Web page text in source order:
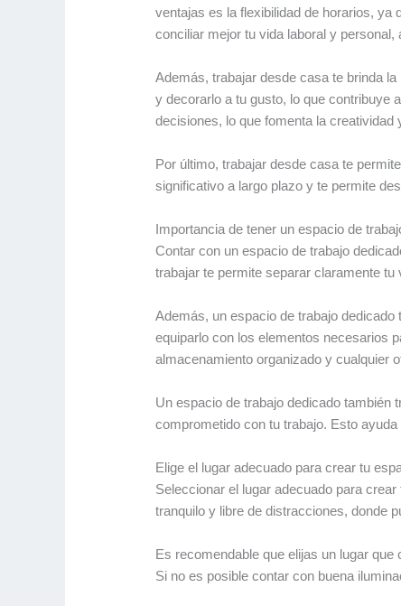
ventajas es la flexibilidad de horarios, ya
conciliar mejor tu vida laboral y
Además, trabajar desde casa te brinda
y decorarlo a tu gusto, lo que contribuye
decisiones, lo que fomenta la creatividad
Por último, trabajar desde casa te
significativo a largo plazo y te permite
Importancia de tener un espacio de
Contar con un espacio de trabajo
trabajar te permite separar claramente
Además, un espacio de trabajo
equiparlo con los elementos necesarios
almacenamiento organizado y cualquier
Un espacio de trabajo dedicado
comprometido con tu trabajo. Esto
Elige el lugar adecuado para crear tu
Seleccionar el lugar adecuado para
tranquilo y libre de distracciones, donde
Es recomendable que elijas un lugar
Si no es posible contar con buena